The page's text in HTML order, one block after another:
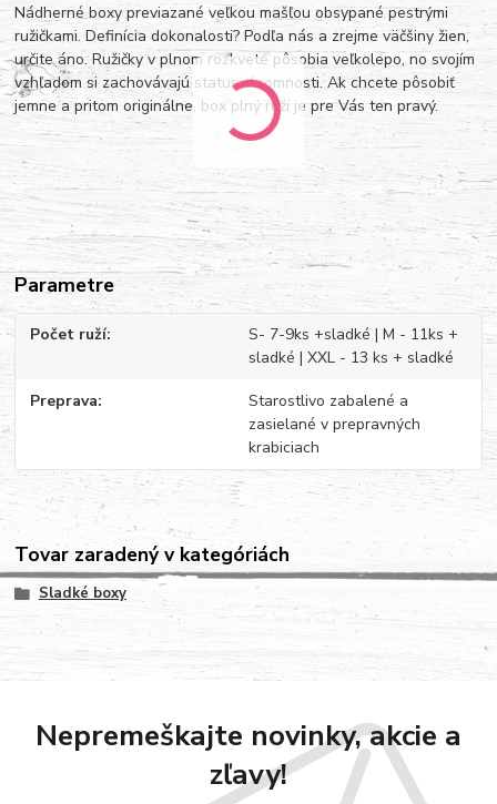
Nádherné boxy previazané veľkou mašľou obsypané pestrými
ružičkami. Definícia dokonalosti? Podľa nás a zrejme väčšiny žien,
určite áno. Ružičky v plnom rozkvete pôsobia veľkolepo, no svojím
vzhľadom si zachovávajú status skromnosti. Ak chcete pôsobiť
jemne a pritom originálne, box plný ruží je pre Vás ten pravý.
Parametre
Počet ruží
S- 7-9ks +sladké | M - 11ks +
sladké | XXL - 13 ks + sladké
Preprava
Starostlivo zabalené a
zasielané v prepravných
krabiciach
Tovar zaradený v kategóriách
Sladké boxy
Nepremeškajte novinky, akcie a
zľavy!